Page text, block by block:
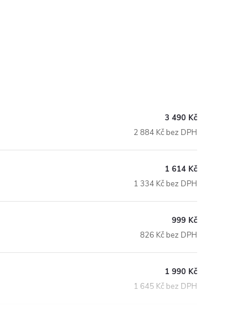
3 490 Kč
2 884 Kč bez DPH
1 614 Kč
1 334 Kč bez DPH
999 Kč
826 Kč bez DPH
1 990 Kč
1 645 Kč bez DPH